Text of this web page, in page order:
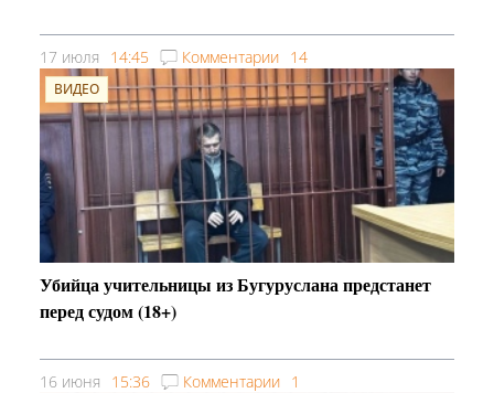
17 июля 14:45 Комментарии 14
ВИДЕО
Убийца учительницы из Бугуруслана предстанет
перед судом (18+)
16 июня 15:36 Комментарии 1